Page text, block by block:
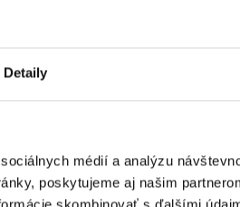
Detaily
médií a analýzu
poskytujeme aj našim